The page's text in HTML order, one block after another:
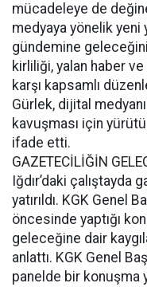
mücadeleye de
medyaya yönelik
gündemine
kirliliği, yalan haber
karşı kapsamlı
Gürlek, dijital
kavuşması için
ifade etti.
GAZETECİLİĞİN
Iğdır’daki
yatırıldı. KGK Genel
öncesinde yaptığı
geleceğine dair
anlattı. KGK Genel
panelde bir konuşma